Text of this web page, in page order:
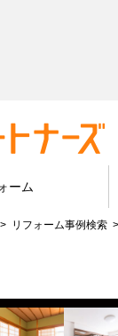
ーム
リフォーム事例検索